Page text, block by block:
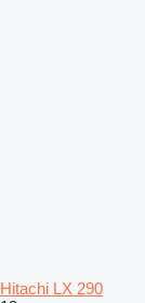
Hitachi LX 290